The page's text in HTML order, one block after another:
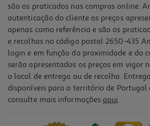
Desodorizante Wild Maresia 40g
são os praticados nas compras online.
autenticação do cliente os preços
apenas como referência e são os
e recolhas no código postal 2650-435
login e em função da proximidade e do
serão apresentados os preços em vigor
o local de entrega ou de recolha.
disponíveis para o território de Portugal
consulte mais informações aqui.